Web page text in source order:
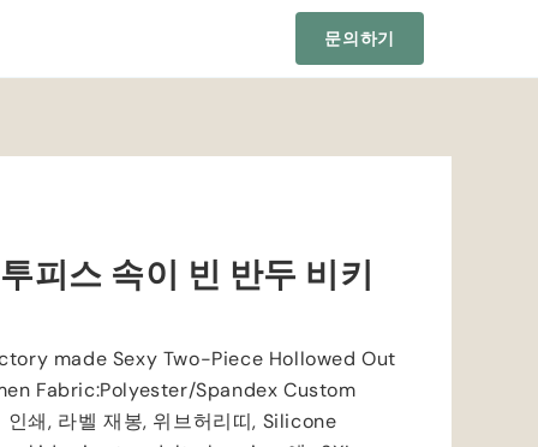
문의하기
피스 속이 빈 반두 비키
made Sexy Two-Piece Hollowed Out
Fabric:Polyester/Spandex Custom
쇄, 라벨 재봉, 위브허리띠, Silicone